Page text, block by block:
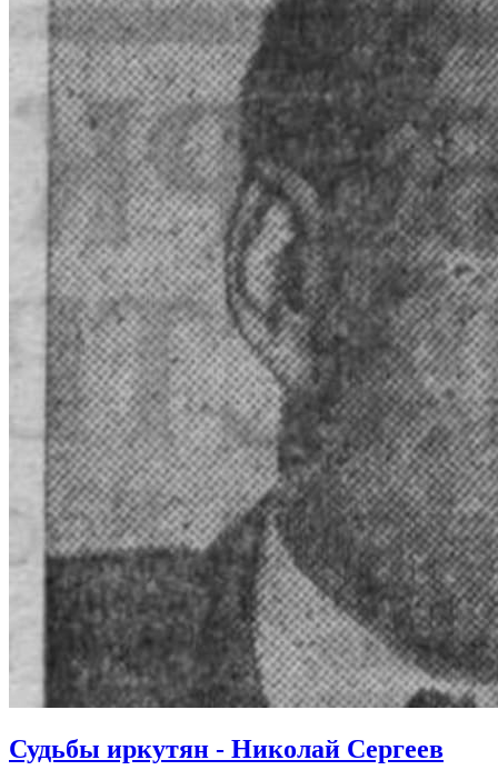
Судьбы иркутян - Николай Сергеев